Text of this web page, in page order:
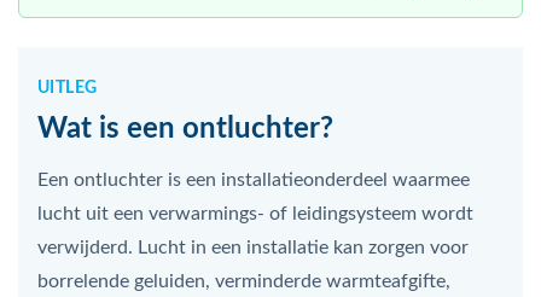
UITLEG
Wat is een ontluchter?
Een ontluchter is een installatieonderdeel waarmee
lucht uit een verwarmings- of leidingsysteem wordt
verwijderd. Lucht in een installatie kan zorgen voor
borrelende geluiden, verminderde warmteafgifte,